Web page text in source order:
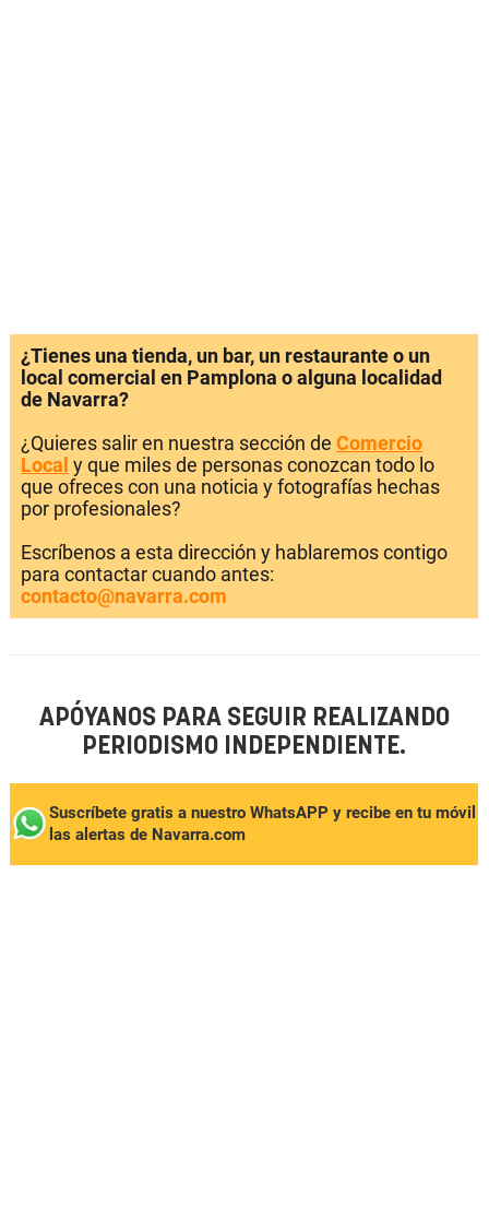
¿Tienes una tienda, un bar, un restaurante o un
local comercial en Pamplona o alguna localidad
de Navarra?
¿Quieres salir en nuestra sección de Comercio
Local y que miles de personas conozcan todo lo
que ofreces con una noticia y fotografías hechas
por profesionales?
Escríbenos a esta dirección y hablaremos contigo
para contactar cuando antes:
contacto@navarra.com
APÓYANOS PARA SEGUIR REALIZANDO
PERIODISMO INDEPENDIENTE.
Suscríbete gratis a nuestro WhatsAPP y recibe en tu móvil
las alertas de Navarra.com